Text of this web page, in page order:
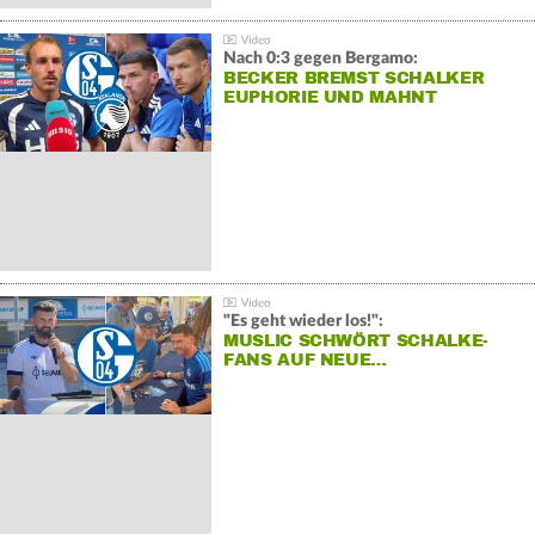
Nach 0:3 gegen Bergamo:
BECKER BREMST SCHALKER
EUPHORIE UND MAHNT
"Es geht wieder los!":
MUSLIC SCHWÖRT SCHALKE-
FANS AUF NEUE…